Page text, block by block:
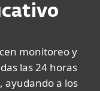
monitoreo y
las 24 horas
ayudando a los